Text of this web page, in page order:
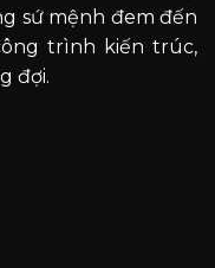
sứ mệnh đem đến
trình kiến trúc,
đợi.